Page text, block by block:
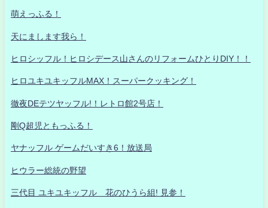
萌えっふる！
天にまします我ら！
ヒロシッフル！ヒロシデース山さんのリフォームひとりDIY！！
ヒロユキユキッフルMAX！スーパークッキング！
徹夜DEテツヤッフル!！レトロ館2号店！
剛Q超児ともっふる！
ヤナッフル ゲームだいすき6！放送局
ヒウラー総統の野望
三代目 ユキユキッフル 花のひうら組! 見参！